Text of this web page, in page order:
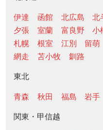
伊達 函館 北広島 北
夕張
室蘭 富良野 小
札幌
根室 江別 留萌
網走
苫小牧 釧路
東北
青森 秋田 福島 岩手
関東・甲信越